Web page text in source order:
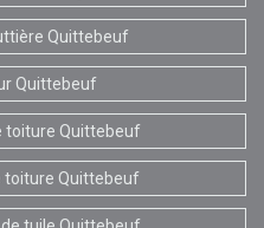
Quittebeuf
Quittebeuf
toiture Quittebeuf
toiture Quittebeuf